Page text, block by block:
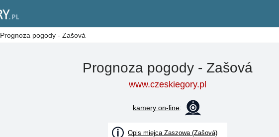
Prognoza pogody - Zašová
Prognoza pogody - Zašová
www.czeskiegory.pl
kamery on-line:
Opis miejca Zaszowa (Zašová)